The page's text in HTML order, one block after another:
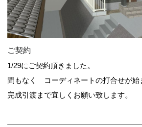
ご契約
1/29にご契約頂きました。
間もなく コーディネートの打合せが始
完成引渡まで宜しくお願い致します。